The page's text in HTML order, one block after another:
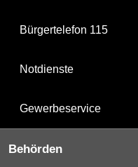
Bürgertelefon 115
Notdienste
Gewerbeservice
Behörden